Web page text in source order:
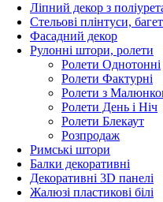
Ліпний декор з
Стельові плінтуси,
Фасадний декор
Рулонні штори, ролети
Ролети Однотонні
Ролети Фактурні
Ролети з
Ролети День і Ніч
Ролети Блекаут
Розпродаж
Римські штори
Балки декоративні
Декоративні 3D панелі
Жалюзі пластикові білі